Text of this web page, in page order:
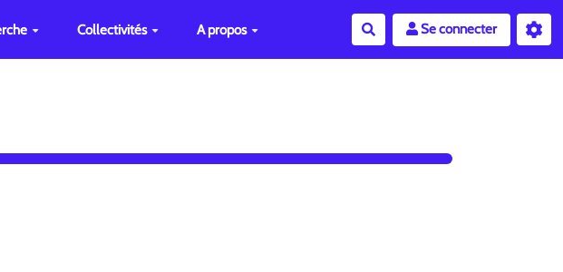
Collectivités A propos RechercherSe connecter